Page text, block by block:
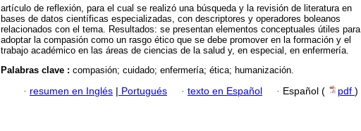
artículo de reflexión, para el cual se realizó una búsqueda y la revisión de literatura en
bases de datos científicas especializadas, con descriptores y operadores boleanos
relacionados con el tema. Resultados: se presentan elementos conceptuales útiles para
adoptar la compasión como un rasgo ético que se debe promover en la formación y el
trabajo académico en las áreas de ciencias de la salud y, en especial, en enfermería.
Palabras clave : compasión; cuidado; enfermería; ética; humanización.
· resumen en Inglés Portugués · texto en Español · Español ( pdf )